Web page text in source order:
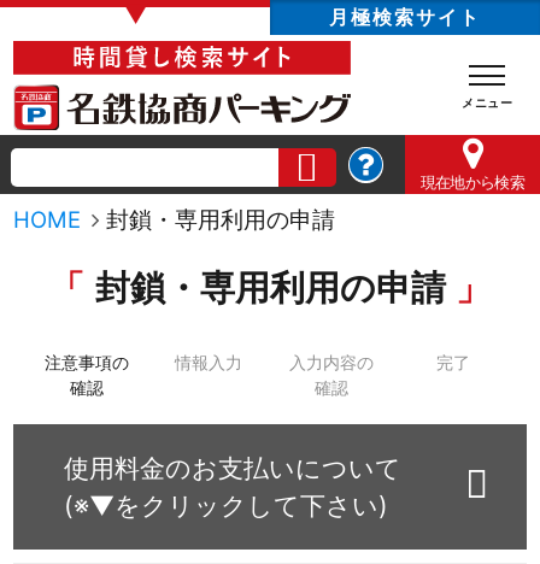
▼ 月極検索サイト
現在地から検索
HOME 封鎖・専用利用の申請
封鎖・専用利用の申請
注意事項の
確認
情報入力
入力内容の
確認
完了
使用料金のお支払いについて
(※▼をクリックして下さい)